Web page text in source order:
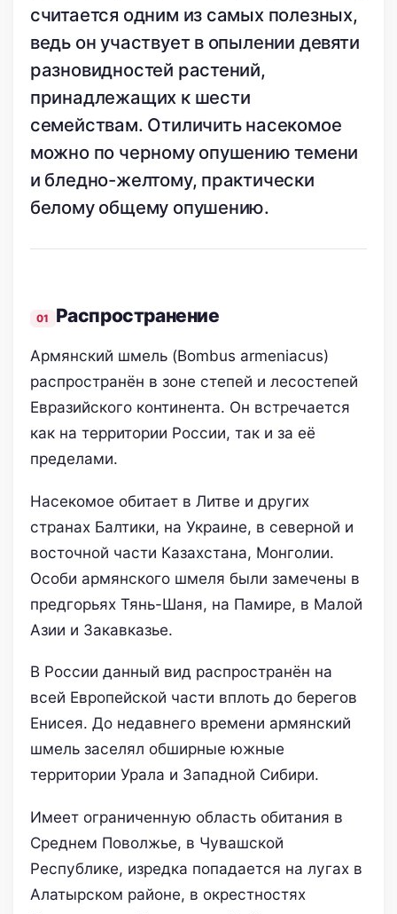
считается одним из самых полезных,
ведь он участвует в опылении девяти
разновидностей растений,
принадлежащих к шести
семействам. Отиличить насекомое
можно по черному опушению темени
и бледно-желтому, практически
белому общему опушению.
Распространение
Армянский шмель (Bombus armeniacus)
распространён в зоне степей и лесостепей
Евразийского континента. Он встречается
как на территории России, так и за её
пределами.
Насекомое обитает в Литве и других
странах Балтики, на Украине, в северной и
восточной части Казахстана, Монголии.
Особи армянского шмеля были замечены в
предгорьях Тянь-Шаня, на Памире, в Малой
Азии и Закавказье.
В России данный вид распространён на
всей Европейской части вплоть до берегов
Енисея. До недавнего времени армянский
шмель заселял обширные южные
территории Урала и Западной Сибири.
Имеет ограниченную область обитания в
Среднем Поволжье, в Чувашской
Республике, изредка попадается на лугах в
Алатырском районе, в окрестностях